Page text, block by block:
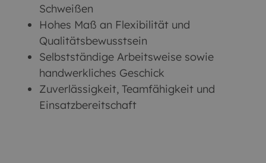
Schweißen
Hohes Maß an Flexibilität und
Qualitätsbewusstsein
Selbstständige Arbeitsweise sowie
handwerkliches Geschick
Zuverlässigkeit, Teamfähigkeit und
Einsatzbereitschaft